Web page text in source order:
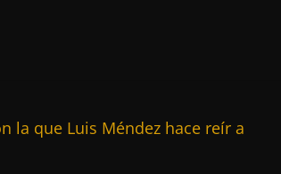
la que Luis Méndez hace reír a